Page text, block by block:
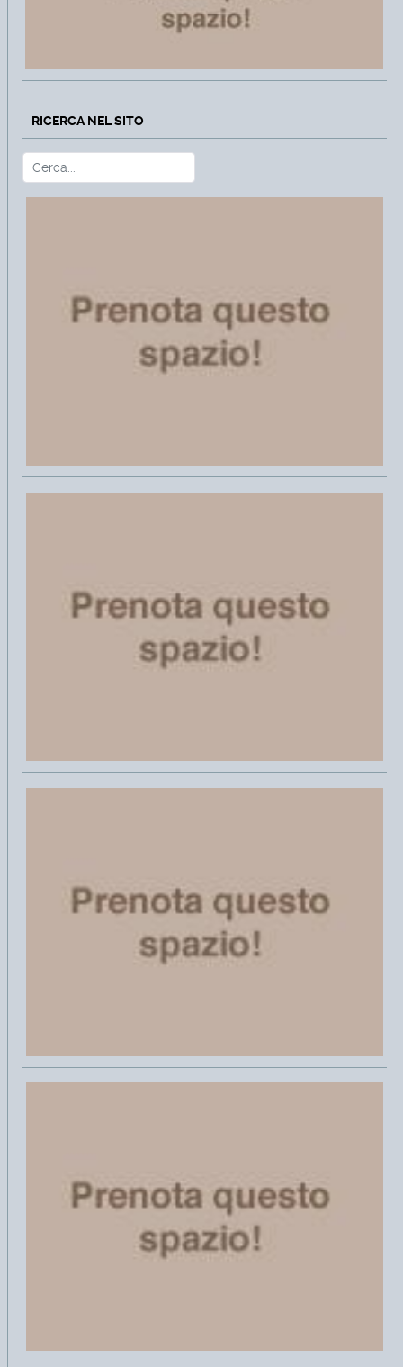
RICERCA NEL SITO
Cerca Type 2 or more characters for